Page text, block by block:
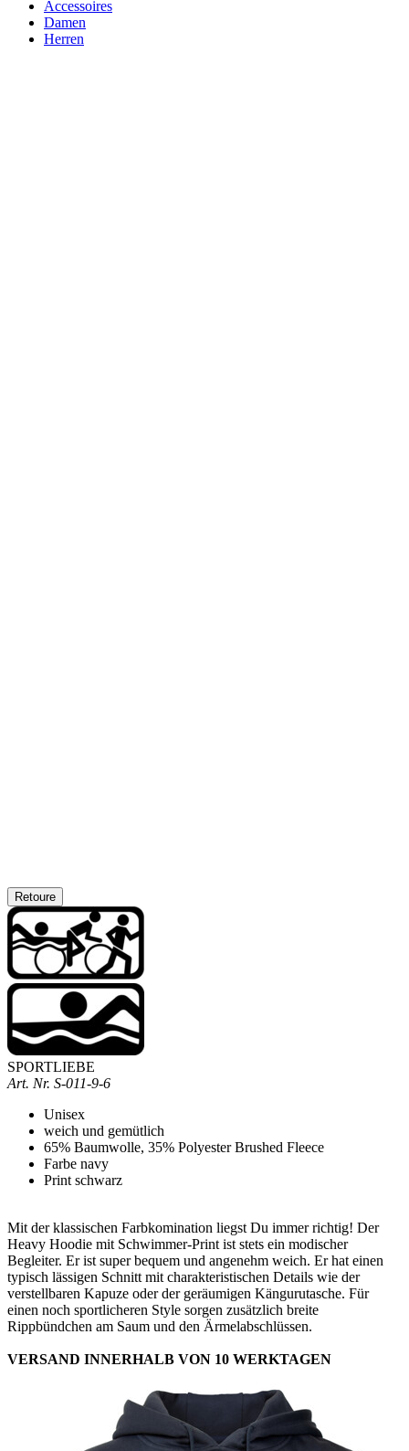
Accessoires
Damen
Herren
Retoure
SPORTLIEBE
Art. Nr. S-011-9-6
Unisex
weich und gemütlich
65% Baumwolle, 35% Polyester Brushed Fleece
Farbe navy
Print schwarz
Mit der klassischen Farbkomination liegst Du immer richtig! Der
Heavy Hoodie mit Schwimmer-Print ist stets ein modischer
Begleiter. Er ist super bequem und angenehm weich. Er hat einen
typisch lässigen Schnitt mit charakteristischen Details wie der
verstellbaren Kapuze oder der geräumigen Kängurutasche. Für
einen noch sportlicheren Style sorgen zusätzlich breite
Rippbündchen am Saum und den Ärmelabschlüssen.
VERSAND INNERHALB VON 10 WERKTAGEN